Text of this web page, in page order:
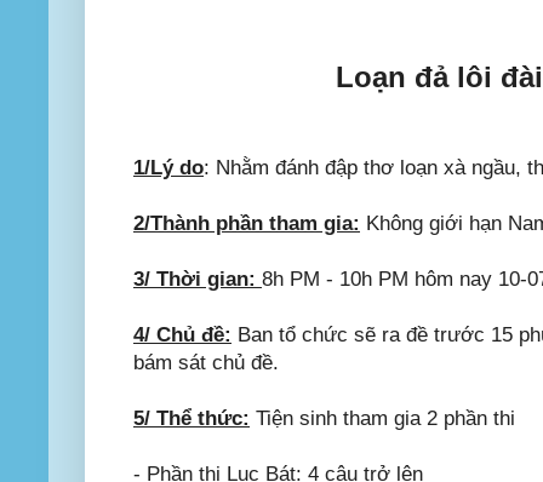
Loạn đả lôi
1/Lý do: Nhằm đánh đập thơ loạn xà ngầu,
2/Thành phần tham gia: Không giới hạn
3/ Thời gian: 8h PM - 10h PM hôm nay 10-
4/ Chủ đề: Ban tổ chức sẽ ra đề trước 15
bám sát chủ đề.
5/ Thể thức: Tiện sinh tham gia 2 phần thi
- Phần thi Lục Bát: 4 câu trở lên